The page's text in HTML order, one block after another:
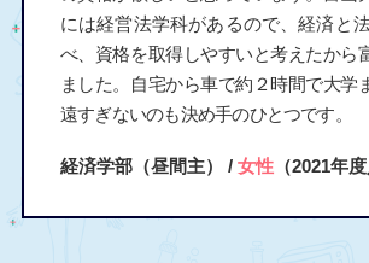
には経営法学科があるので、経済と
べ、資格を取得しやすいと考えたから
ました。自宅から車で約２時間で大学
遠すぎないのも決め手のひとつです。
経済学部（昼間主） / 女性（2021年度